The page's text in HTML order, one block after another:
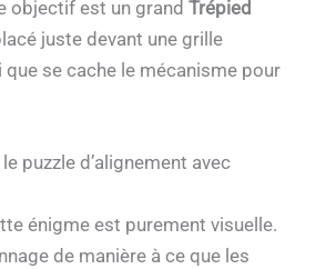
objectif est un grand Trépied
juste devant une grille
que se cache le mécanisme pour
puzzle d’alignement avec
énigme est purement visuelle.
de manière à ce que les